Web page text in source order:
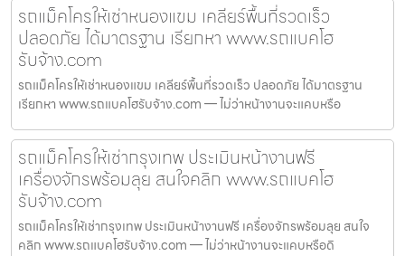
รถแม็คโครให้เช่าหนองแขม เคลียร์พื้นที่รวดเร็ว
ปลอดภัย ได้มาตรฐาน เรียกหา www.รถแบคโฮ
รับจ้าง.com
รถแม็คโครให้เช่าหนองแขม เคลียร์พื้นที่รวดเร็ว ปลอดภัย ได้มาตรฐาน
เรียกหา www.รถแบคโฮรับจ้าง.com — ไม่ว่าหน้างานจะแคบหรือ
รถแม็คโครให้เช่ากรุงเทพ ประเมินหน้างานฟรี
เครื่องจักรพร้อมลุย สนใจคลิก www.รถแบคโฮ
รับจ้าง.com
รถแม็คโครให้เช่ากรุงเทพ ประเมินหน้างานฟรี เครื่องจักรพร้อมลุย สนใจ
คลิก www.รถแบคโฮรับจ้าง.com — ไม่ว่าหน้างานจะแคบหรือดิ